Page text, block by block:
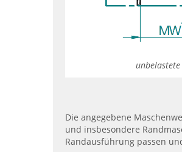
unbelastete
Die angegebene
und insbesondere
Randausführung passen